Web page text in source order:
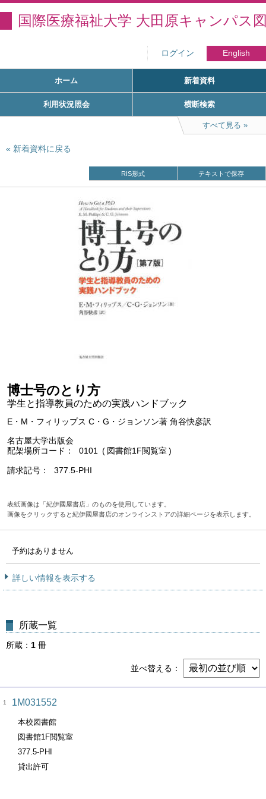
国際医療福祉大学 大田原キャンパス
ログイン English
ホーム 新着資料
利用状況照会 横断検索
すべて見る
新着資料に戻る
RIS形式 テキストで保存
博士号のとり方
学生と指導教員のための実践ハンドブック
E・M・フィリップス C・G・ジョンソン著 角谷快彦訳
名古屋大学出版会
配架場所コード
0101 図書館1F閲覧室
請求記号 377.5-PHI
表紙画像は「紀伊國屋書店」のものを使用しています。
画像をクリックすると紀伊國屋書店のオンラインストアの詳細ページを表示します。
予約はありません
詳しい情報を表示する
所蔵一覧
所蔵 1 冊
並べ替える
1 1M031552
本校図書館
図書館1F閲覧室
377.5-PHI
貸出許可